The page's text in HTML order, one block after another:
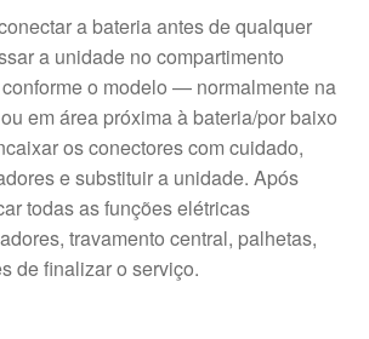
a bateria antes de qualquer
a unidade no compartimento
o modelo — normalmente na
em área próxima à bateria/por baixo
os conectores com cuidado,
e substituir a unidade. Após
todas as funções elétricas
travamento central, palhetas,
de finalizar o serviço.